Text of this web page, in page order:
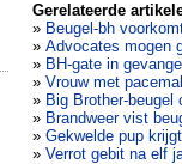
Gerelateerde
» Beugel-bh
» Advocates mogen
» BH-gate in
» Vrouw met
» Big Brother-beugel
» Brandweer vist
» Gekwelde pup
» Verrot gebit na elf